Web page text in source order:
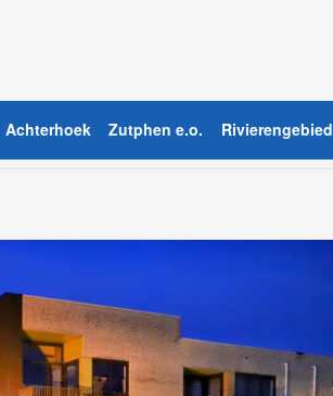
Achterhoek Zutphen e.o. Rivierengebied